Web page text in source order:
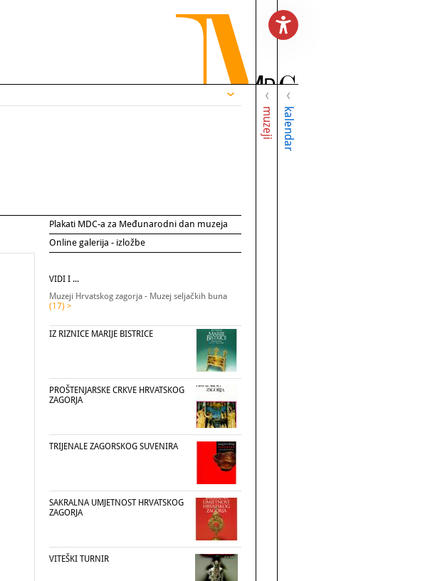
muzeji kalendar
Plakati MDC-a za Međunarodni dan muzeja
Online galerija - izložbe
VIDI I ...
Muzeji Hrvatskog zagorja - Muzej seljačkih buna
(17) >
IZ RIZNICE MARIJE BISTRICE
PROŠTENJARSKE CRKVE HRVATSKOG
ZAGORJA
TRIJENALE ZAGORSKOG SUVENIRA
SAKRALNA UMJETNOST HRVATSKOG
ZAGORJA
VITEŠKI TURNIR